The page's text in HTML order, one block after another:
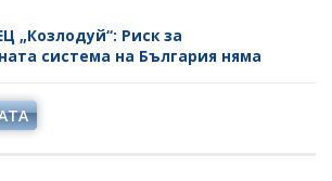
„Козлодуй“: Риск за
система на България няма